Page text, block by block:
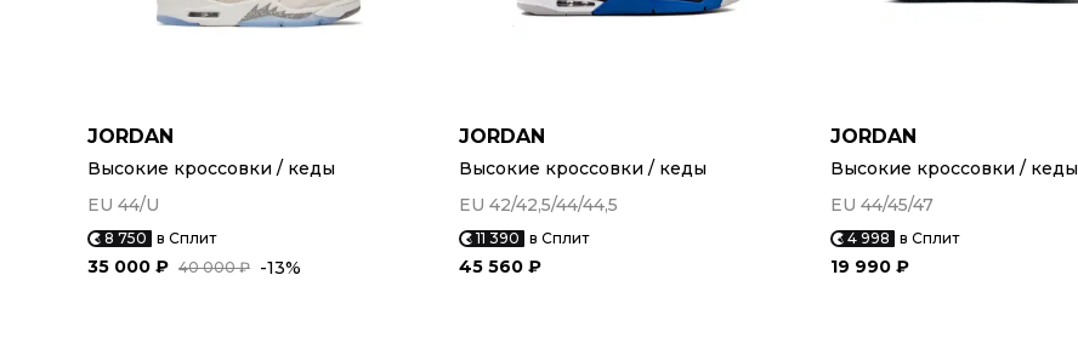
JORDAN
Высокие кроссовки / кеды
EU 44/U
8 750 в Сплит
40 000 ₽
35 000 ₽ -13%
JORDAN
Высокие кроссовки / кеды
EU 42/42,5/44/44,5
11 390 в Сплит
45 560 ₽
JORDAN
Высокие кроссовки / кеды
EU 44/45/47
4 998 в Сплит
19 990 ₽